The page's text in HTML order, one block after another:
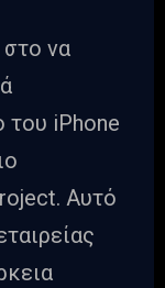
να
του iPhone
Αυτό